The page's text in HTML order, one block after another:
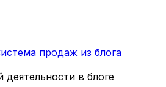
продаж из блога
в блоге